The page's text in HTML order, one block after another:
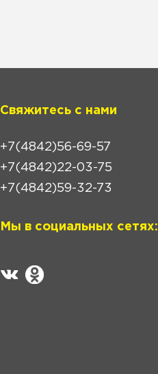
Свяжитесь с нами
+7(4842)56-69-57
+7(4842)22-03-75
+7(4842)59-32-73
Мы в социальных сетях: